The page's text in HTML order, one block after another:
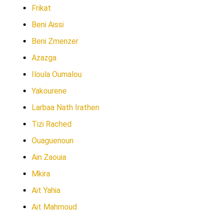
Frikat
Beni Aissi
Beni Zmenzer
Azazga
Iloula Oumalou
Yakourene
Larbaa Nath Irathen
Tizi Rached
Ouaguenoun
Ain Zaouia
Mkira
Ait Yahia
Ait Mahmoud